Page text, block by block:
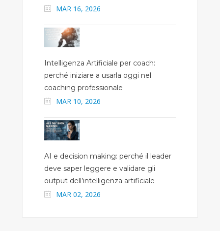
MAR 16, 2026
Intelligenza Artificiale per coach:
perché iniziare a usarla oggi nel
coaching professionale
MAR 10, 2026
AI e decision making: perché il leader
deve saper leggere e validare gli
output dell’intelligenza artificiale
MAR 02, 2026